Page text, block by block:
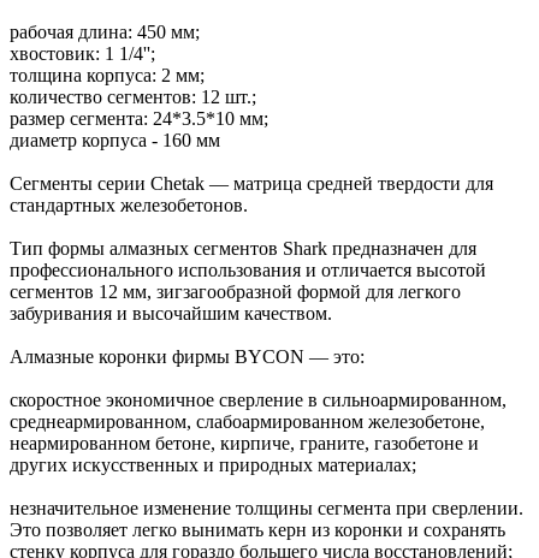
рабочая длина: 450 мм;
хвостовик: 1 1/4'';
толщина корпуса: 2 мм;
количество сегментов: 12 шт.;
размер сегмента: 24*3.5*10 мм;
диаметр корпуса - 160 мм
Сегменты серии Chetak — матрица средней твердости для
стандартных железобетонов.
Тип формы алмазных сегментов Shark предназначен для
профессионального использования и отличается высотой
сегментов 12 мм, зигзагообразной формой для легкого
забуривания и высочайшим качеством.
Алмазные коронки фирмы BYCON — это:
скоростное экономичное сверление в сильноармированном,
среднеармированном, слабоармированном железобетоне,
неармированном бетоне, кирпиче, граните, газобетоне и
других искусственных и природных материалах;
незначительное изменение толщины сегмента при сверлении.
Это позволяет легко вынимать керн из коронки и сохранять
стенку корпуса для гораздо большего числа восстановлений;